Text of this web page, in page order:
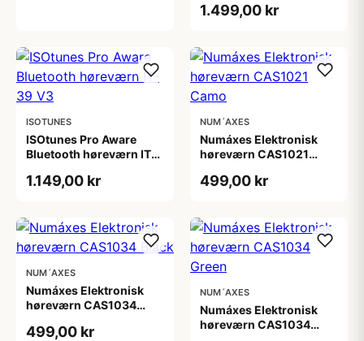
1.499,00 kr
ISOTUNES
ISOtunes Pro Aware
Bluetooth høreværn IT-
1.149,00 kr
NUM´AXES
Numáxes Elektronisk
høreværn CAS1021
499,00 kr
NUM´AXES
Numáxes Elektronisk
høreværn CAS1034
499,00 kr
NUM´AXES
Numáxes Elektronisk
høreværn CAS1034